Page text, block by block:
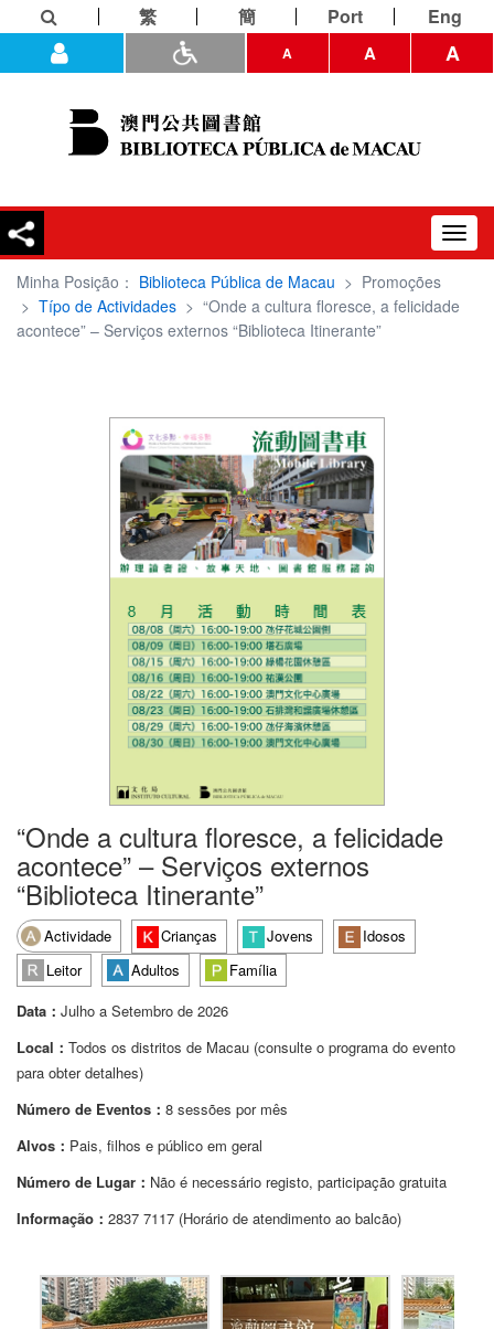
繁 簡 Port Eng
A A A
Minha Posição： Biblioteca Pública de Macau > Promoções
> Típo de Actividades > “Onde a cultura floresce, a felicidade
acontece” – Serviços externos “Biblioteca Itinerante”
“Onde a cultura floresce, a felicidade
acontece” – Serviços externos
“Biblioteca Itinerante”
Actividade Crianças Jovens
Idosos
Leitor
Adultos
Família
Data： Julho a Setembro de 2026
Local： Todos os distritos de Macau (consulte o programa do evento
para obter detalhes)
Número de Eventos： 8 sessões por mês
Alvos： Pais, filhos e público em geral
Número de Lugar： Não é necessário registo, participação gratuita
Informação： 2837 7117 (Horário de atendimento ao balcão)